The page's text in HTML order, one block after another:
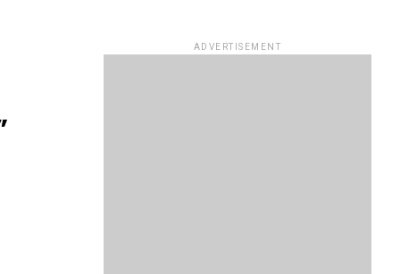
ADVERTISEMENT